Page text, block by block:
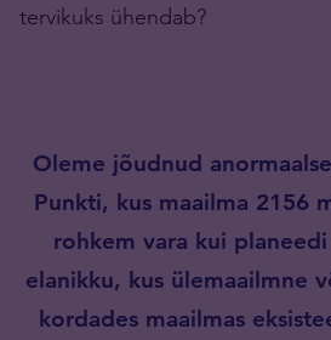
tervikuks ühendab?
Oleme jõudnud
Punkti, kus maailma 2156
rohkem vara kui
elanikku, kus ülemaailmne
kordades maailmas